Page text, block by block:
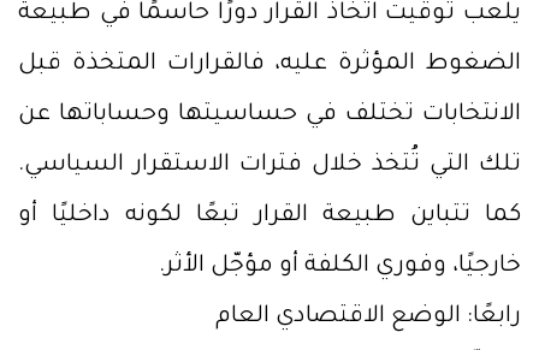
يلعب توقيت اتخاذ القرار دورًا حاسمًا في طبيعة
الضغوط المؤثرة عليه، فالقرارات المتخذة قبل
الانتخابات تختلف في حساسيتها وحساباتها عن
تلك التي تُتخذ خلال فترات الاستقرار السياسي.
كما تتباين طبيعة القرار تبعًا لكونه داخليًا أو
خارجيًا، وفوري الكلفة أو مؤجّل الأثر.
رابعًا: الوضع الاقتصادي العام